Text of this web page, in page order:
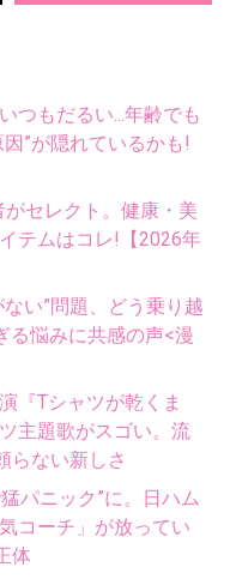
つもだるい...年齢でも
”が隠れているかも!
セレクト。健康・美
テムはコレ!【2026年
い”問題、どう乗り越
る悩みに共感の声<漫
『Tシャツが乾くま
主題歌がスゴい。流
らない新しさ
パニック”に。日ハム
コーチ」が放ってい
体